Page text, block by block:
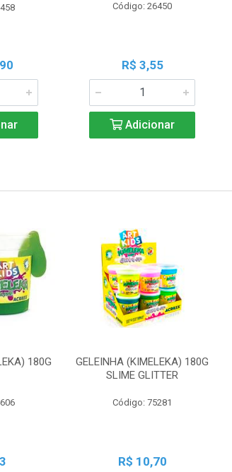
Código: 26450
R$ 3,55
Adicionar
180G
GELEINHA (KIMELEKA) 180G
SLIME GLITTER
Código: 75281
R$ 10,70